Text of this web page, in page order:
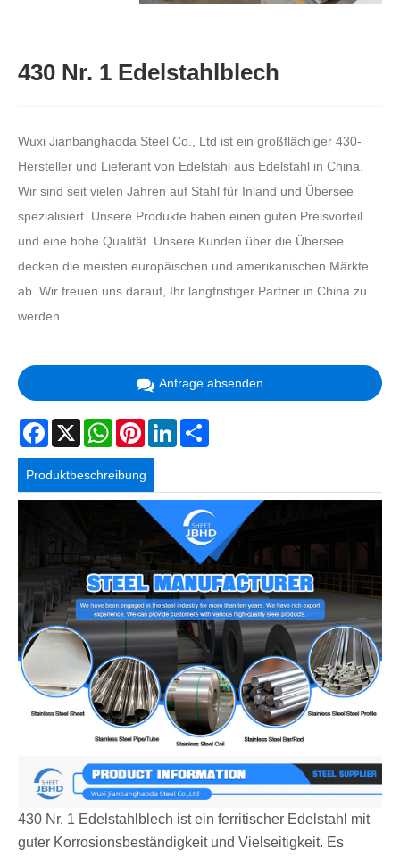
430 Nr. 1 Edelstahlblech
Wuxi Jianbanghaoda Steel Co., Ltd ist ein großflächiger 430-
Hersteller und Lieferant von Edelstahl aus Edelstahl in China.
Wir sind seit vielen Jahren auf Stahl für Inland und Übersee
spezialisiert. Unsere Produkte haben einen guten Preisvorteil
und eine hohe Qualität. Unsere Kunden über die Übersee
decken die meisten europäischen und amerikanischen Märkte
ab. Wir freuen uns darauf, Ihr langfristiger Partner in China zu
werden.
Anfrage absenden
Facebook
X WhatsAppPinterestLinkedIn
Produktbeschreibung
430 Nr. 1 Edelstahlblech ist ein ferritischer Edelstahl mit
guter Korrosionsbeständigkeit und Vielseitigkeit. Es